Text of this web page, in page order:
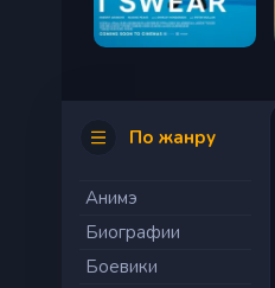
По жанру
Анимэ
Биографии
Боевики